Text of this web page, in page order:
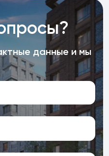
данные и мы